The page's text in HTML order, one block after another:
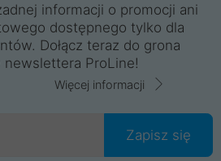
informacji o promocji ani
dostępnego tylko dla
Dołącz teraz do grona
newslettera ProLine!
Więcej informacji
Zapisz się